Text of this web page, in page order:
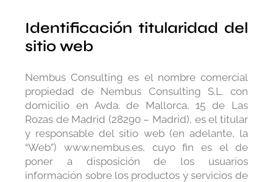
Identificación titularidad del
sitio web
Nembus Consulting es el nombre comercial
propiedad de Nembus Consulting S.L. con
domicilio en Avda. de Mallorca, 15 de Las
Rozas de Madrid (28290 – Madrid), es el titular
y responsable del sitio web (en adelante, la
“Web”) www.nembus.es, cuyo fin es el de
poner a disposición de los usuarios
información sobre los productos y servicios de